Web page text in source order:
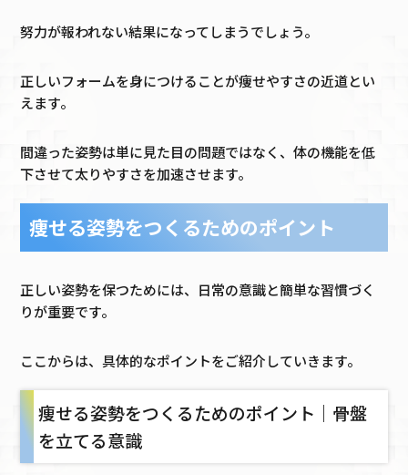
努力が報われない結果になってしまうでしょう。
正しいフォームを身につけることが痩せやすさの近道とい
えます。
間違った姿勢は単に見た目の問題ではなく、体の機能を低
下させて太りやすさを加速させます。
痩せる姿勢をつくるためのポイント
正しい姿勢を保つためには、日常の意識と簡単な習慣づく
りが重要です。
ここからは、具体的なポイントをご紹介していきます。
痩せる姿勢をつくるためのポイント｜骨盤
を立てる意識